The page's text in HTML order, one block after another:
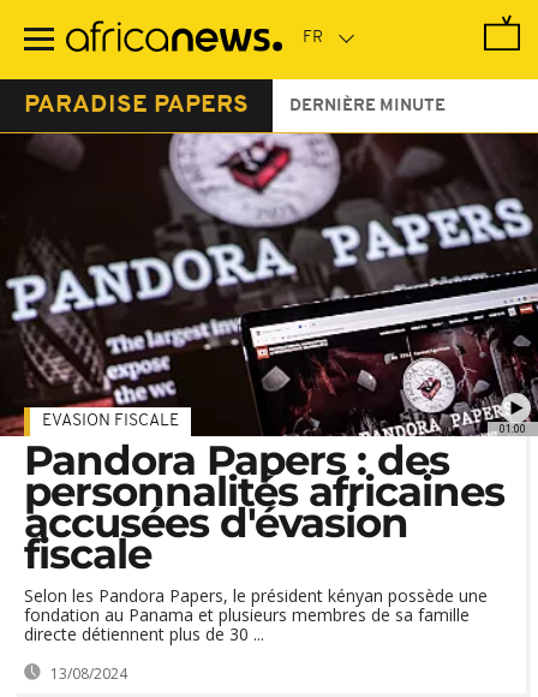
contenu
PARADISE PAPERS DERNIÈRE MINUTE
01:00
EVASION FISCALE
Pandora Papers : des
personnalités africaines
accusées d'évasion
fiscale
Selon les Pandora Papers, le président kényan possède une
fondation au Panama et plusieurs membres de sa famille
directe détiennent plus de 30 ...
13/08/2024